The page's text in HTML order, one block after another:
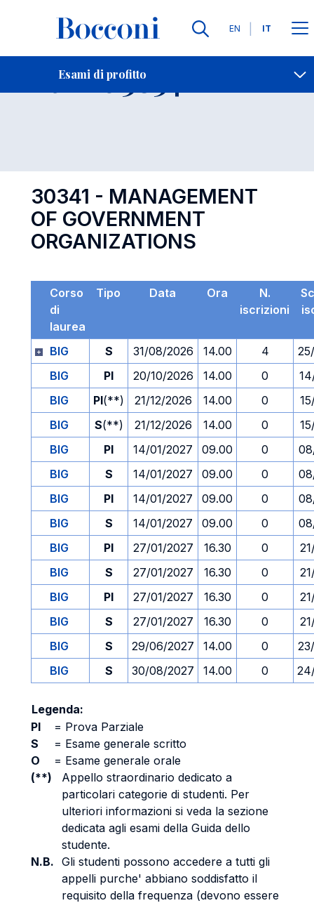
Lingue
EN IT
Esami di profitto
Contatti
Esame 30341 Open
30341 - MANAGEMENT
OF GOVERNMENT
ORGANIZATIONS
Corso
di
laurea
Tipo Data Ora
N.
iscrizioni
BIG S 31/08/2026 14.00 4
BIG
PI 20/10/2026 14.00 0
BIG
PI(**) 21/12/2026 14.00 0
BIG
S(**) 21/12/2026 14.00 0
BIG
PI 14/01/2027 09.00 0
BIG
S 14/01/2027 09.00 0
BIG
PI 14/01/2027 09.00 0
BIG
S 14/01/2027 09.00 0
BIG
PI 27/01/2027 16.30 0
BIG
S 27/01/2027 16.30 0
BIG
PI 27/01/2027 16.30 0
BIG
S 27/01/2027 16.30 0
BIG
S 29/06/2027 14.00 0
BIG
S 30/08/2027 14.00 0
Legenda:
PI
= Prova Parziale
S
= Esame generale scritto
O
= Esame generale orale
(**)
Appello straordinario dedicato a
particolari categorie di studenti. Per
ulteriori informazioni si veda la sezione
dedicata agli esami della Guida dello
studente.
N.B. Gli studenti possono accedere a tutti gli
appelli purche' abbiano soddisfatto il
requisito della frequenza (devono essere